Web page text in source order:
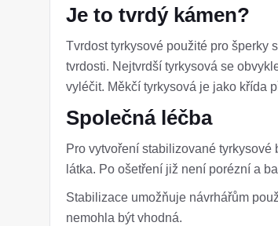
Je to tvrdý kámen?
Tvrdost tyrkysové použité pro šperky
tvrdosti. Nejtvrdší tyrkysová se
vyléčit. Měkčí tyrkysová je jako křída
Společná léčba
Pro vytvoření stabilizované
látka. Po ošetření již není porézní a
Stabilizace umožňuje návrhářům
nemohla být vhodná.